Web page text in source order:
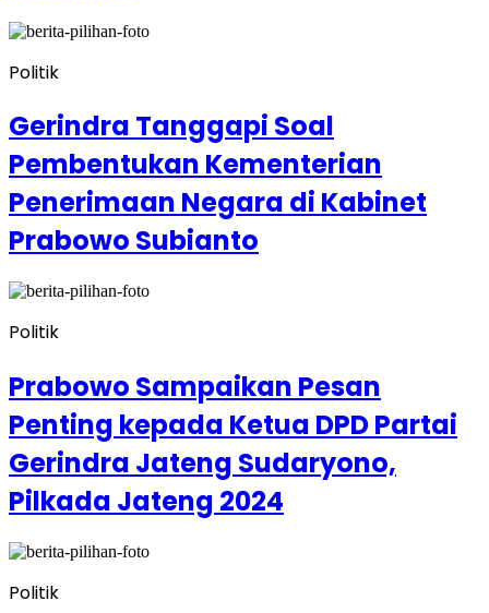
Politik
Gerindra Tanggapi Soal
Pembentukan Kementerian
Penerimaan Negara di Kabinet
Prabowo Subianto
Politik
Prabowo Sampaikan Pesan
Penting kepada Ketua DPD Partai
Gerindra Jateng Sudaryono,
Pilkada Jateng 2024
Politik